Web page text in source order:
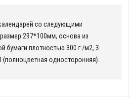
со следующими
297*100мм, основа из
бумаги плотностью 300 г./м2, 3
(полноцветная односторонняя).